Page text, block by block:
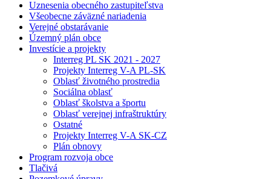
Uznesenia obecného zastupiteľstva
Všeobecne záväzné nariadenia
Verejné obstarávanie
Územný plán obce
Investície a projekty
Interreg PL SK 2021 - 2027
Projekty Interreg V-A PL-SK
Oblasť životného prostredia
Sociálna oblasť
Oblasť školstva a športu
Oblasť verejnej infraštruktúry
Ostatné
Projekty Interreg V-A SK-CZ
Plán obnovy
Program rozvoja obce
Tlačivá